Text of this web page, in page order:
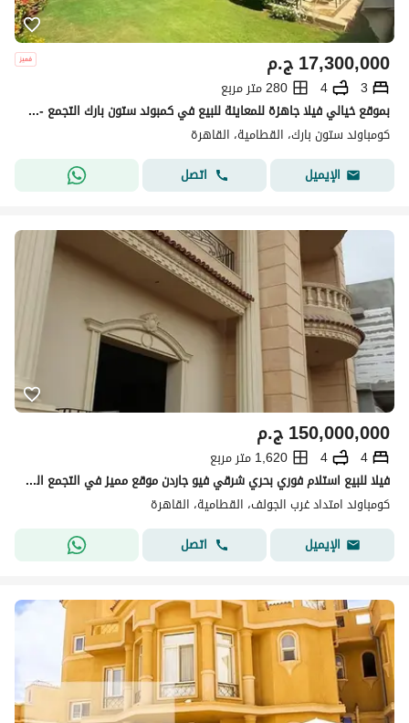
ج.م17,300,000
3
4
280 متر مربع
بموقع خيالي فيلا جاهزة للمعاينة للبيع في كمبوند ستون بارك التجمع - القاهرة الجديدة
كومباوند ستون بارك، القطامية، القاهرة
الإيميل
اتصل
ج.م150,000,000
4
4
1,620 متر مربع
فيلا للبيع استلام فوري بحري شرقي فيو جاردن موقع مميز في التجمع الخامس مقسمة الي شقق تشمل جميع المميزات في كمبوند امتداد غرب الجولف - القاهرة الجديدة
كومباوند امتداد غرب الجولف، القطامية، القاهرة
الإيميل
اتصل